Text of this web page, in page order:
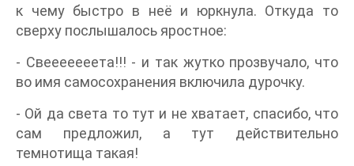
к чему быстро в неё и юркнула. Откуда то
сверху послышалось яростное:
- Свееееееета!!! - и так жутко прозвучало, что
во имя самосохранения включила дурочку.
- Ой да света то тут и не хватает, спасибо, что
сам предложил, а тут действительно
темнотища такая!